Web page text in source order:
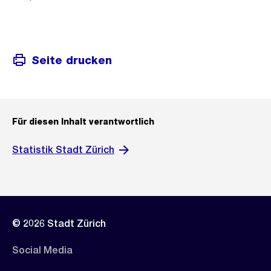
Seite drucken
Für diesen Inhalt verantwortlich
Statistik Stadt Zürich
© 2026 Stadt Zürich
Social Media